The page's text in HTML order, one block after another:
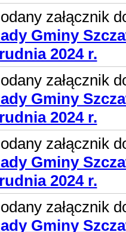
załącznik
Gminy
2024 r.
załącznik
Gminy
2024 r.
załącznik
Gminy
2024 r.
załącznik
Gminy